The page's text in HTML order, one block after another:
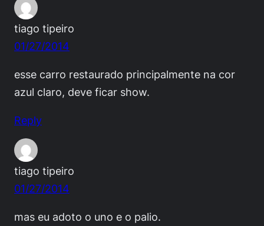
tiago tipeiro
01/27/2014
esse carro restaurado principalmente na cor
azul claro, deve ficar show.
Reply
tiago tipeiro
01/27/2014
mas eu adoto o uno e o palio.